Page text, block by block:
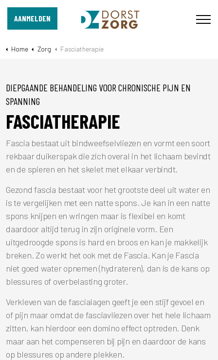
Home Zorg Fasciatherapie
DIEPGAANDE BEHANDELING VOOR CHRONISCHE PIJN EN
SPANNING
FASCIATHERAPIE
Fascia bestaat uit bindweefselvliezen en vormt een soort
rekbaar duikerspak die zich overal in het lichaam bevindt
en de spieren en het skelet met elkaar verbindt.
Gezond fascia bestaat voor het grootste deel uit water en
is te vergelijken met een natte spons. Je kan in een natte
spons knijpen en wringen maar is flexibel en komt
daardoor altijd terug in zijn originele vorm. Een
uitgedroogde spons is hard en broos en kan je makkelijk
breken. Zo werkt het ook met de Fascia. Kan je Fascia
niet goed water opnemen (hydrateren), dan is de kans op
blessures of overbelasting groter.
Verkleven van de fascialagen geeft je een stijf gevoel en
of pijn maar omdat de fasciavliezen over het hele lichaam
zitten, kan hierdoor een domino effect optreden. Denk
maar aan het compenseren bij pijn en daardoor de kans
op blessures op andere plekken.
AANMELDEN